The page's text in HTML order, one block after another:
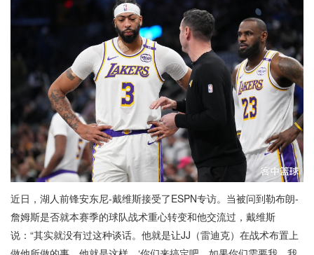
近日，湖人前锋安东尼-戴维斯接受了ESPN专访。当被问到勒布朗-
詹姆斯是否就本赛季的球队战术重心转变和他交流过，戴维斯
说：“其实就没有过这种谈话。他就是让JJ（雷迪克）在战术布置上